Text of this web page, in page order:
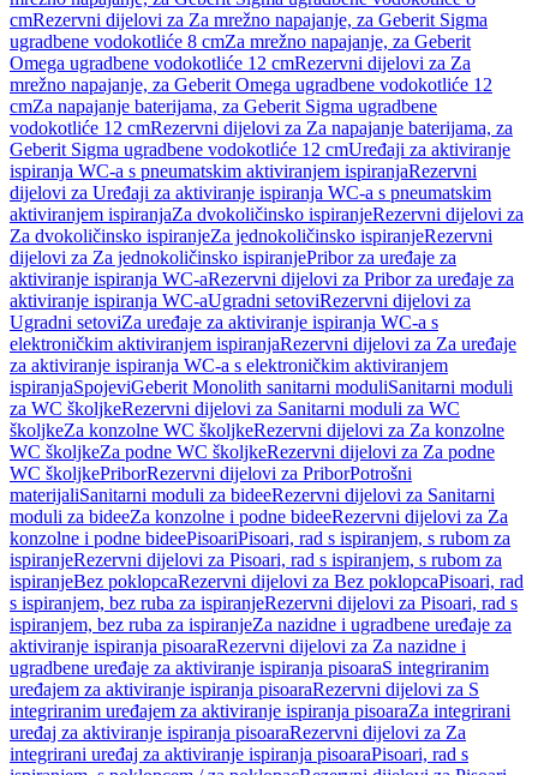
cmRezervni dijelovi za Za mrežno napajanje, za Geberit Sigma
ugradbene vodokotliće 8 cmZa mrežno napajanje, za Geberit
Omega ugradbene vodokotliće 12 cmRezervni dijelovi za Za
mrežno napajanje, za Geberit Omega ugradbene vodokotliće 12
cmZa napajanje baterijama, za Geberit Sigma ugradbene
vodokotliće 12 cmRezervni dijelovi za Za napajanje baterijama, za
Geberit Sigma ugradbene vodokotliće 12 cmUređaji za aktiviranje
ispiranja WC-a s pneumatskim aktiviranjem ispiranjaRezervni
dijelovi za Uređaji za aktiviranje ispiranja WC-a s pneumatskim
aktiviranjem ispiranjaZa dvokoličinsko ispiranjeRezervni dijelovi za
Za dvokoličinsko ispiranjeZa jednokoličinsko ispiranjeRezervni
dijelovi za Za jednokoličinsko ispiranjePribor za uređaje za
aktiviranje ispiranja WC-aRezervni dijelovi za Pribor za uređaje za
aktiviranje ispiranja WC-aUgradni setoviRezervni dijelovi za
Ugradni setoviZa uređaje za aktiviranje ispiranja WC-a s
elektroničkim aktiviranjem ispiranjaRezervni dijelovi za Za uređaje
za aktiviranje ispiranja WC-a s elektroničkim aktiviranjem
ispiranjaSpojeviGeberit Monolith sanitarni moduliSanitarni moduli
za WC školjkeRezervni dijelovi za Sanitarni moduli za WC
školjkeZa konzolne WC školjkeRezervni dijelovi za Za konzolne
WC školjkeZa podne WC školjkeRezervni dijelovi za Za podne
WC školjkePriborRezervni dijelovi za PriborPotrošni
materijaliSanitarni moduli za bideeRezervni dijelovi za Sanitarni
moduli za bideeZa konzolne i podne bideeRezervni dijelovi za Za
konzolne i podne bideePisoariPisoari, rad s ispiranjem, s rubom za
ispiranjeRezervni dijelovi za Pisoari, rad s ispiranjem, s rubom za
ispiranjeBez poklopcaRezervni dijelovi za Bez poklopcaPisoari, rad
s ispiranjem, bez ruba za ispiranjeRezervni dijelovi za Pisoari, rad s
ispiranjem, bez ruba za ispiranjeZa nazidne i ugradbene uređaje za
aktiviranje ispiranja pisoaraRezervni dijelovi za Za nazidne i
ugradbene uređaje za aktiviranje ispiranja pisoaraS integriranim
uređajem za aktiviranje ispiranja pisoaraRezervni dijelovi za S
integriranim uređajem za aktiviranje ispiranja pisoaraZa integrirani
uređaj za aktiviranje ispiranja pisoaraRezervni dijelovi za Za
integrirani uređaj za aktiviranje ispiranja pisoaraPisoari, rad s